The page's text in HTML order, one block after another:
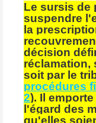
Le sursis de
suspendre
la
décision
réclamation,
soit par le
procédures
2). Il
l'égard des
qu'elles